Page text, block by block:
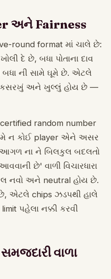
અને Fairness
round format માં ચાલે છે:
દે છે, બધા પોતાના દાવ
ની સામે ઘૂમે છે. એટલે
એકસરખું અને ખુલ્લું હોય છે —
random number
ન કોઈ player એને અસર
ના ને બિલકુલ બદલતો
છે' વાળી વિચારધારા
નવો અને neutral હોય છે.
એટલે chips ઝડપથી હાલે
પહેલા નક્કી કરવી
વાળા